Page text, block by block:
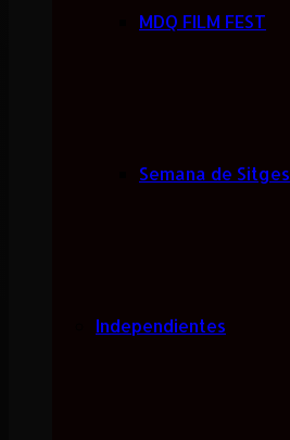
MDQ FILM FEST
Semana de Sitges
Independientes